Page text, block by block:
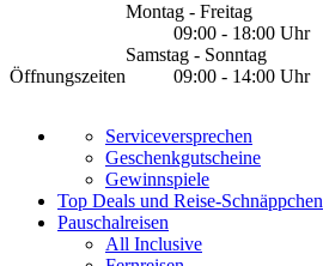
Öffnungszeiten
Montag - Freitag
09:00 - 18:00 Uhr
Samstag - Sonntag
09:00 - 14:00 Uhr
Serviceversprechen
Geschenkgutscheine
Gewinnspiele
Top Deals und Reise-Schnäppchen
Pauschalreisen
All Inclusive